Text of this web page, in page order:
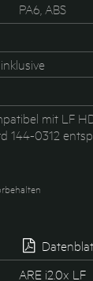
PA6, ABS
mit LF
144-0312
ARE i2.0x LF